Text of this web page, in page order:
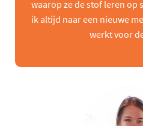
waarop ze de stof leren op
ik altijd naar een nieuwe
werkt voor